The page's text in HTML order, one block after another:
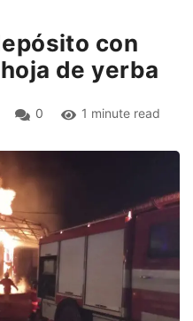
con
de yerba
0 1 minute read